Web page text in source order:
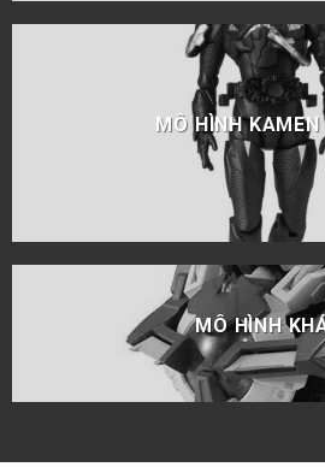
MÔ HÌNH KAMEN
MÔ HÌNH